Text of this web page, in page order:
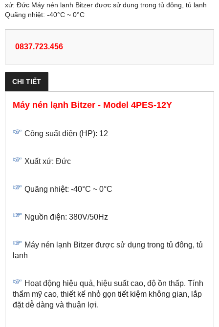
xứ: Đức Máy nén lạnh Bitzer được sử dụng trong tủ đông, tủ lạnh
Quãng nhiệt: -40°C ~ 0°C
0837.723.456
CHI TIẾT
Máy nén lạnh Bitzer - Model 4PES-12Y
Công suất điện (HP): 12
Xuất xứ: Đức
Quãng nhiệt: -40°C ~ 0°C
Nguồn điện: 380V/50Hz
Máy nén lạnh Bitzer được sử dụng trong tủ đông, tủ
lạnh
Hoạt động hiệu quả, hiệu suất cao, độ ồn thấp. Tính
thẩm mỹ cao, thiết kế nhỏ gọn tiết kiệm không gian, lắp
đặt dễ dàng và thuận lợi.